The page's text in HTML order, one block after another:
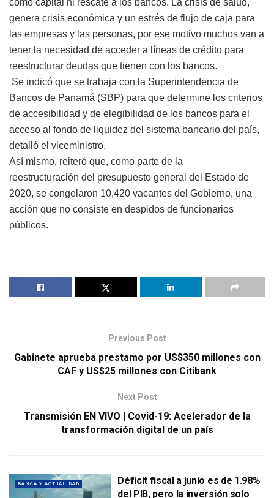
genera crisis económica y un estrés de flujo de caja para
las empresas y las personas, por ese motivo muchos van a
tener la necesidad de acceder a líneas de crédito para
reestructurar deudas que tienen con los bancos.
Se indicó que se trabaja con la Superintendencia de
Bancos de Panamá (SBP) para que determine los criterios
de accesibilidad y de elegibilidad de los bancos para el
acceso al fondo de liquidez del sistema bancario del país,
detalló el viceministro.
Así mismo, reiteró que, como parte de la
reestructuración del presupuesto general del Estado de
2020, se congelaron 10,420 vacantes del Gobierno, una
acción que no consiste en despidos de funcionarios
públicos.
Previous Post
Gabinete aprueba prestamo por US$350 millones con
CAF y US$25 millones con Citibank
Next Post
Transmisión EN VIVO | Covid-19: Acelerador de la
transformación digital de un país
BANCA Y ACTUALIDAD
Déficit fiscal a junio es de 1.98%
del PIB, pero la inversión solo